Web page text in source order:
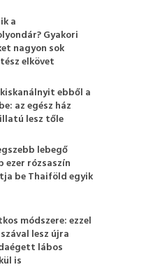
a
Gyakori
nagyon sok
elkövet
ebből a
az egész ház
lesz tőle
lebegő
ezer rózsaszín
be Thaiföld egyik
módszere: ezzel
lesz újra
lábos
is